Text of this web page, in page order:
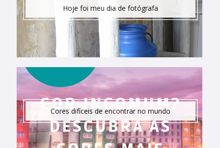
Hoje foi meu dia de fotógrafa
Cores difíceis de encontrar no mundo